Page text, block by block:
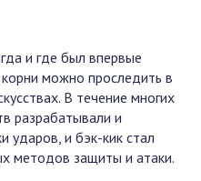
и где был впервые
можно проследить в
В течение многих
разрабатывали и
ударов, и бэк-кик стал
методов защиты и атаки.